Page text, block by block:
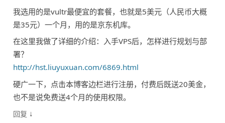
我选用的是vultr最便宜的套餐，也就是5美元（人民币大概
是35元）一个月，用的是京东机库。
在这里我做了详细的介绍：入手VPS后，怎样进行规划与部
署？
http://hst.liuyuxuan.com/6869.html
硬广一下，点击本博客边栏进行注册，付费后既送20美金，
也不是说免费送4个月的使用权限。
回复 ↓